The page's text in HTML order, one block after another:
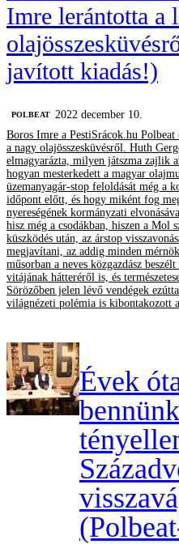
Imre lerántotta a
javított kiadás!)
‎POLBEAT
2022 december 10.
Boros Imre a PestiSrácok.hu
a nagy olajösszesküvésről. Huth
elmagyarázta, milyen játszma zajlik
hogyan mesterkedett a magyar
üzemanyagár-stop feloldását még a
időpont előtt, és hogy miként fog
nyereségének kormányzati
hisz még a csodákban, hiszen a Mol
küszködés után, az árstop
megjavítani, az addig minden
műsorban a neves közgazdász
vitájának hátteréről is, és
Sörözőben jelen lévő vendégek
világnézeti polémia is kibontakozott
Évek